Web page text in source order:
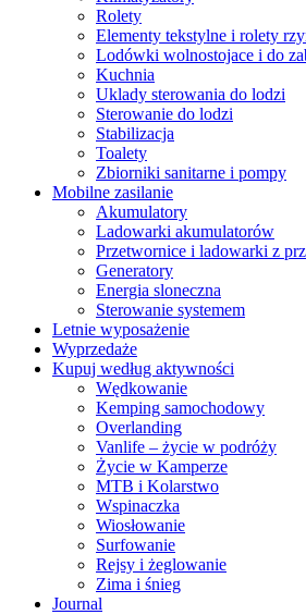
Rolety
Elementy tekstylne i rolety
Lodówki wolnostojace i do
Kuchnia
Uklady sterowania do lodzi
Sterowanie do lodzi
Stabilizacja
Toalety
Zbiorniki sanitarne i pompy
Mobilne zasilanie
Akumulatory
Ladowarki akumulatorów
Przetwornice i ladowarki z
Generatory
Energia sloneczna
Sterowanie systemem
Letnie wyposażenie
Wyprzedaże
Kupuj według aktywności
Wędkowanie
Kemping samochodowy
Overlanding
Vanlife – życie w podróży
Życie w Kamperze
MTB i Kolarstwo
Wspinaczka
Wiosłowanie
Surfowanie
Rejsy i żeglowanie
Zima i śnieg
Journal